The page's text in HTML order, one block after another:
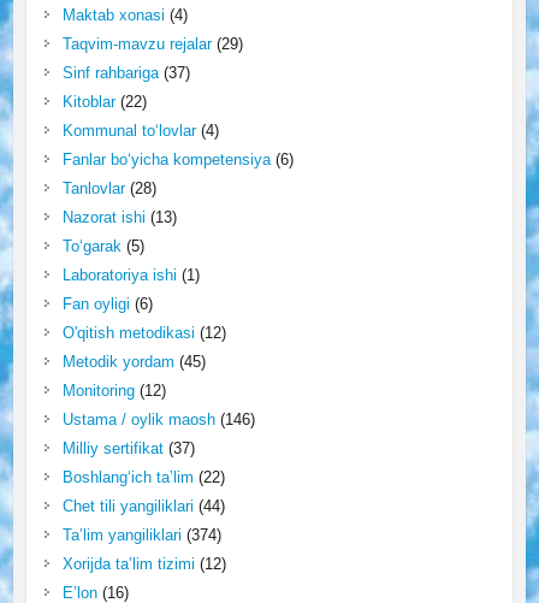
Maktab xonasi (4)
Taqvim-mavzu rejalar(29)
Sinf rahbariga(37)
Kitoblar(22)
Kommunal to‘lovlar(4)
Fanlar bo‘yicha kompetensiya(6)
Tanlovlar(28)
Nazorat ishi (13)
To‘garak (5)
Laboratoriya ishi (1)
Fan oyligi (6)
O'qitish metodikasi (12)
Metodik yordam (45)
Monitoring(12)
Ustama / oylik maosh(146)
Milliy sertifikat(37)
Boshlang‘ich ta’lim (22)
Chet tili yangiliklari (44)
Ta’lim yangiliklari (374)
Xorijda ta’lim tizimi (12)
E’lon(16)